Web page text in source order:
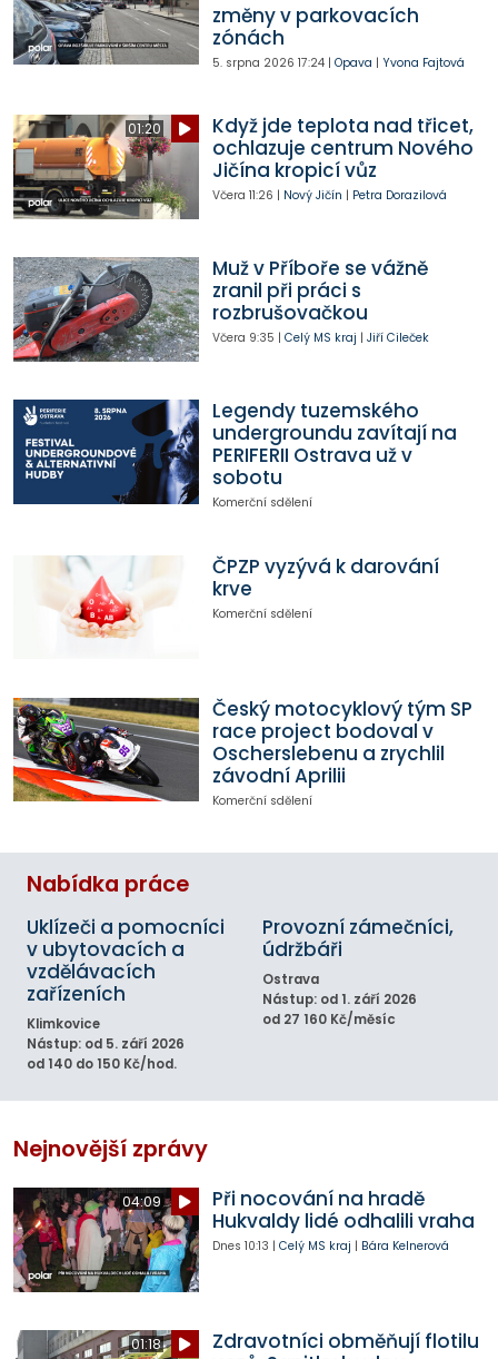
změny v parkovacích
zónách
5. srpna 2026 17:24| Opava | Yvona Fajtová
01:20
Když jde teplota nad třicet,
ochlazuje centrum Nového
Jičína kropicí vůz
Včera 11:26 | Nový Jičín | Petra Dorazilová
Muž v Příboře se vážně
zranil při práci s
rozbrušovačkou
Včera 9:35 | Celý MS kraj | Jiří Cileček
Legendy tuzemského
undergroundu zavítají na
PERIFERII Ostrava už v
sobotu
Komerční sdělení
ČPZP vyzývá k darování
krve
Komerční sdělení
Český motocyklový tým SP
race project bodoval v
Oscherslebenu a zrychlil
závodní Aprilii
Komerční sdělení
Nabídka práce
Uklízeči a pomocníci
v ubytovacích a
vzdělávacích
zařízeních
Klimkovice
Nástup: od 5. září 2026
od 140 do 150 Kč/hod.
Provozní zámečníci,
údržbáři
Ostrava
Nástup: od 1. září 2026
od 27 160 Kč/měsíc
Nejnovější zprávy
04:09
Při nocování na hradě
Hukvaldy lidé odhalili vraha
Dnes 10:13 | Celý MS kraj | Bára Kelnerová
01:18
Zdravotníci obměňují flotilu